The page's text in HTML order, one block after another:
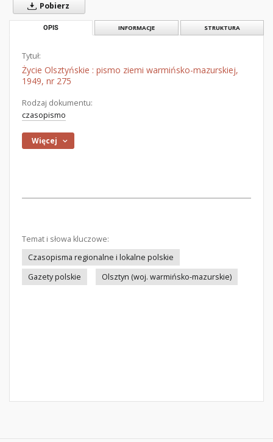
Pobierz
OPIS INFORMACJE STRUKTURA
Tytuł:
Życie Olsztyńskie : pismo ziemi warmińsko-mazurskiej,
1949, nr 275
Rodzaj dokumentu:
czasopismo
Więcej
Temat i słowa kluczowe:
Czasopisma regionalne i lokalne polskie
Gazety polskie
Olsztyn (woj. warmińsko-mazurskie)